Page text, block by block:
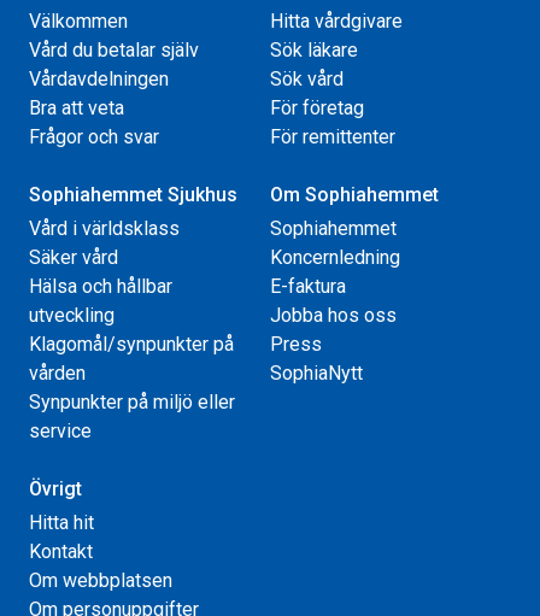
Välkommen
Vård du betalar själv
Vårdavdelningen
Bra att veta
Frågor och svar
Hitta vårdgivare
Sök läkare
Sök vård
För företag
För remittenter
Sophiahemmet Sjukhus
Vård i världsklass
Säker vård
Hälsa och hållbar
utveckling
Klagomål/synpunkter på
vården
Synpunkter på miljö eller
service
Om Sophiahemmet
Sophiahemmet
Koncernledning
E-faktura
Jobba hos oss
Press
SophiaNytt
Övrigt
Hitta hit
Kontakt
Om webbplatsen
Om personuppgifter